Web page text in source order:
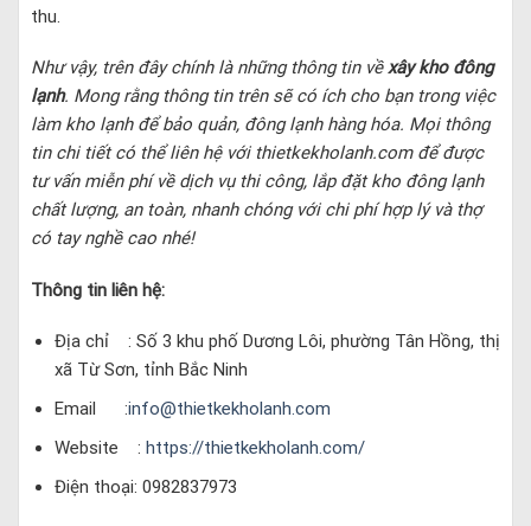
thu.
Như vậy, trên đây chính là những thông tin vềxây kho đông
lạnh. Mong rằng thông tin trên sẽ có ích cho bạn trong việc
làm kho lạnh để bảo quản, đông lạnh hàng hóa. Mọi thông
tin chi tiết có thể liên hệ với thietkekholanh.com để được
tư vấn miễn phí về dịch vụ thi công, lắp đặt kho đông lạnh
chất lượng, an toàn, nhanh chóng với chi phí hợp lý và thợ
có tay nghề cao nhé!
Thông tin liên hệ:
Địa chỉ : Số 3 khu phố Dương Lôi, phường Tân Hồng, thị
xã Từ Sơn, tỉnh Bắc Ninh
Email :info@thietkekholanh.com
Website : https://thietkekholanh.com/
Điện thoại: 0982837973